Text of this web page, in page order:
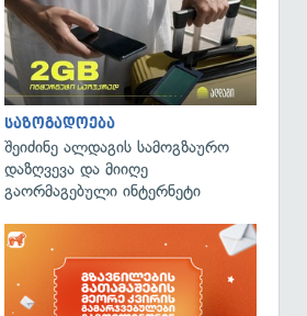
საზოგადოება
შეიძინე ალდაგის სამოგზაურო
დაზღვევა და მიიღე
გაორმაგებული ინტერნეტი